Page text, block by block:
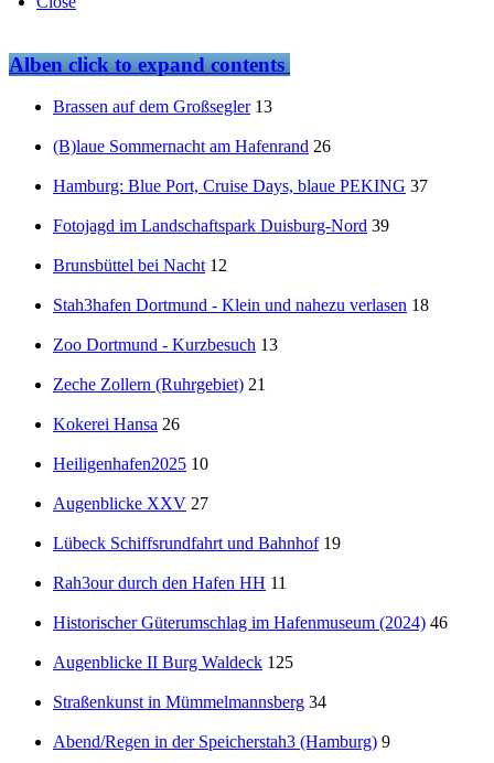
Albenclick to expand contents
Brassen auf dem Großsegler 13
(B)laue Sommernacht am Hafenrand 26
Hamburg: Blue Port, Cruise Days, blaue PEKING 37
Fotojagd im Landschaftspark Duisburg-Nord 39
Brunsbüttel bei Nacht 12
Stah3hafen Dortmund - Klein und nahezu verlasen 18
Zoo Dortmund - Kurzbesuch 13
Zeche Zollern (Ruhrgebiet) 21
Kokerei Hansa 26
Heiligenhafen2025 10
Augenblicke XXV 27
Lübeck Schiffsrundfahrt und Bahnhof 19
Rah3our durch den Hafen HH 11
Historischer Güterumschlag im Hafenmuseum (2024) 46
Augenblicke II Burg Waldeck 125
Straßenkunst in Mümmelmannsberg 34
Abend/Regen in der Speicherstah3 (Hamburg) 9